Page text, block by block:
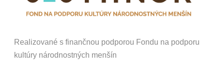
Realizované s finančnou podporou Fondu na podporu
kultúry národnostných menšín